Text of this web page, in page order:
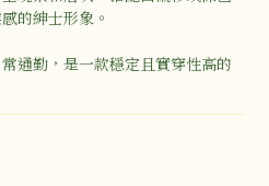
的紳士形象。
通勤，是一款穩定且實穿性高的